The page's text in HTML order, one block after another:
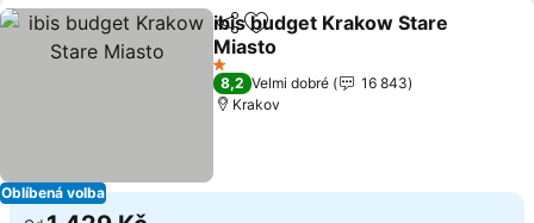
Oblíbená volba
SdíletPřidat na seznam oblíbených
ibis budget Krakow Stare
Miasto
1 Počet hvězdiček
8,2 Velmi dobré
16 843
Krakov